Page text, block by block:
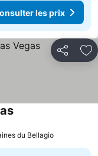
les prix
Partager
les prix
Consulter les prix
du Bellagio